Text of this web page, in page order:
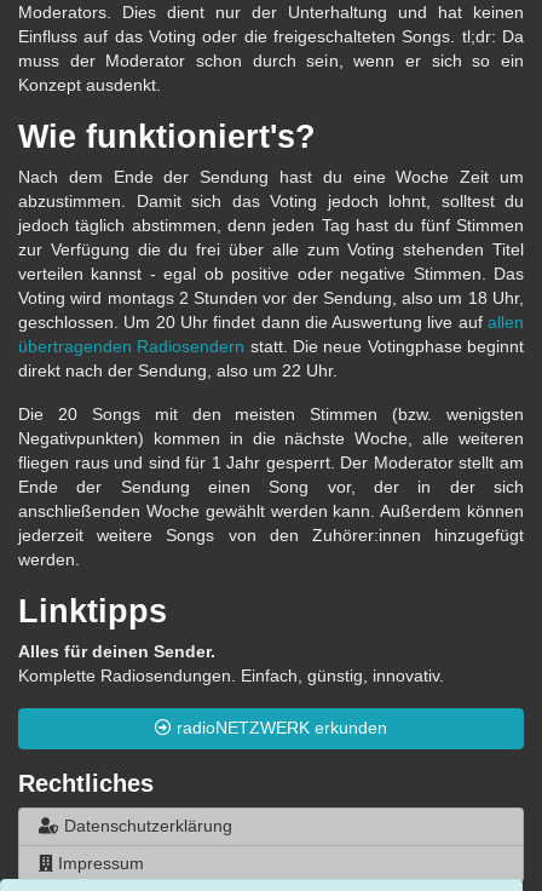
Moderators. Dies dient nur der Unterhaltung und hat keinen
Einfluss auf das Voting oder die freigeschalteten Songs. tl;dr: Da
muss der Moderator schon durch sein, wenn er sich so ein
Konzept ausdenkt.
Wie funktioniert's?
Nach dem Ende der Sendung hast du eine Woche Zeit um
abzustimmen. Damit sich das Voting jedoch lohnt, solltest du
jedoch täglich abstimmen, denn jeden Tag hast du fünf Stimmen
zur Verfügung die du frei über alle zum Voting stehenden Titel
verteilen kannst - egal ob positive oder negative Stimmen. Das
Voting wird montags 2 Stunden vor der Sendung, also um 18 Uhr,
geschlossen. Um 20 Uhr findet dann die Auswertung live auf allen
übertragenden Radiosendern statt. Die neue Votingphase beginnt
direkt nach der Sendung, also um 22 Uhr.
Die 20 Songs mit den meisten Stimmen (bzw. wenigsten
Negativpunkten) kommen in die nächste Woche, alle weiteren
fliegen raus und sind für 1 Jahr gesperrt. Der Moderator stellt am
Ende der Sendung einen Song vor, der in der sich
anschließenden Woche gewählt werden kann. Außerdem können
jederzeit weitere Songs von den Zuhörer:innen hinzugefügt
werden.
Linktipps
Alles für deinen Sender.
Komplette Radiosendungen. Einfach, günstig, innovativ.
radioNETZWERK erkunden
Rechtliches
Datenschutzerklärung
Impressum